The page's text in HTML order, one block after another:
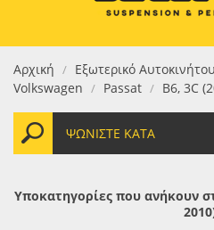
Αρχική / Εξωτερικό Αυτοκινήτου
Volkswagen / Passat / B6, 3C
ΨΩΝΊΣΤΕ ΚΑΤΆ
Υποκατηγορίες που ανήκουν